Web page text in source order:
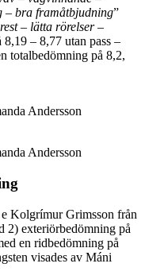
– bra framåtbjudning”
– lätta rörelser –
8,19 – 8,77 utan pass –
totalbedömning på 8,2,
Andersson
Andersson
Kolgrímur Grimsson från
2) exteriörbedömning på
en ridbedömning på
visades av Máni